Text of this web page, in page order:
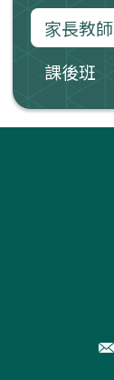
家長教
課後班